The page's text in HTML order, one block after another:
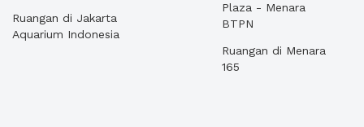
Ruangan di Jakarta
Aquarium Indonesia
Plaza - Menara
BTPN
Ruangan di Menara
165